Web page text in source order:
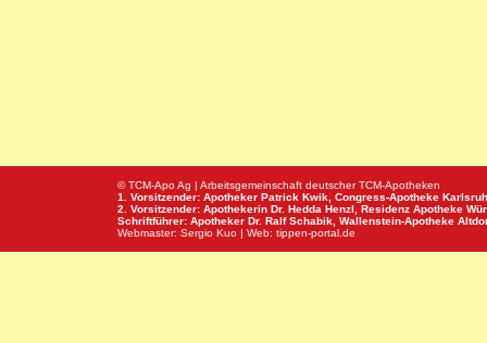
© TCM-Apo Ag | Arbeitsgemeinschaft deutscher TCM-Apotheken
1. Vorsitzender: Apotheker Patrick Kwik, Congress-Apotheke
2. Vorsitzender: Apothekerin Dr. Hedda Henzl, Residenz Apotheke
Schriftführer: Apotheker Dr. Ralf Schabik, Wallenstein-Apotheke
Webmaster: Sergio Kuo | Web: tippen-portal.de